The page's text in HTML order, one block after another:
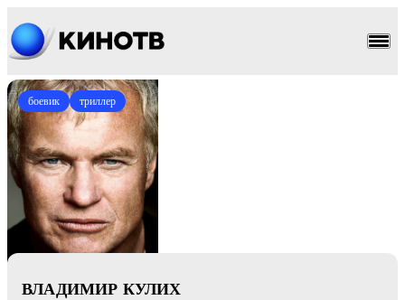
боевик триллер
ВЛАДИМИР КУЛИХ